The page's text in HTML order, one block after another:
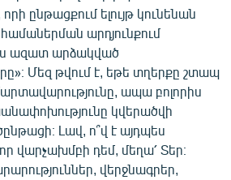
ընթացքում ելույթ կունենան
արդյունքում
ազատ արձակված
Մեզ թվում է, եթե տղերքը շտապ
ապա բոլորիս
կվերածվի
Լավ, ո՞վ է այդպես
վարչախմբի դեմ, մեղա՛ Տեր։
վերջնագրեր,